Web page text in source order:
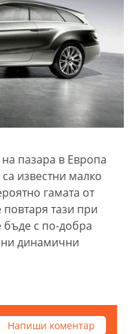
пазара в Европа
известни малко
гамата от
тази при
бъде с по-добра
динамични
Напиши коментар